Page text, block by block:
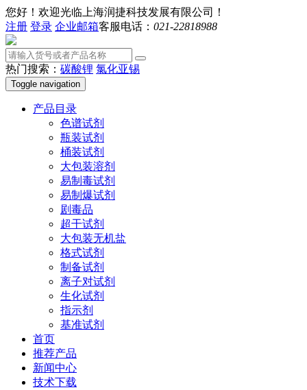
您好！欢迎光临上海润捷科技发展有限公司！
注册 登录 企业邮箱客服电话： 021-22818988
热门搜索： 碳酸锂 氯化亚锡
Toggle navigation
产品目录
色谱试剂
瓶装试剂
桶装试剂
大包装溶剂
易制毒试剂
易制爆试剂
剧毒品
超干试剂
大包装无机盐
格式试剂
制备试剂
离子对试剂
生化试剂
指示剂
基准试剂
首页
推荐产品
新闻中心
技术下载